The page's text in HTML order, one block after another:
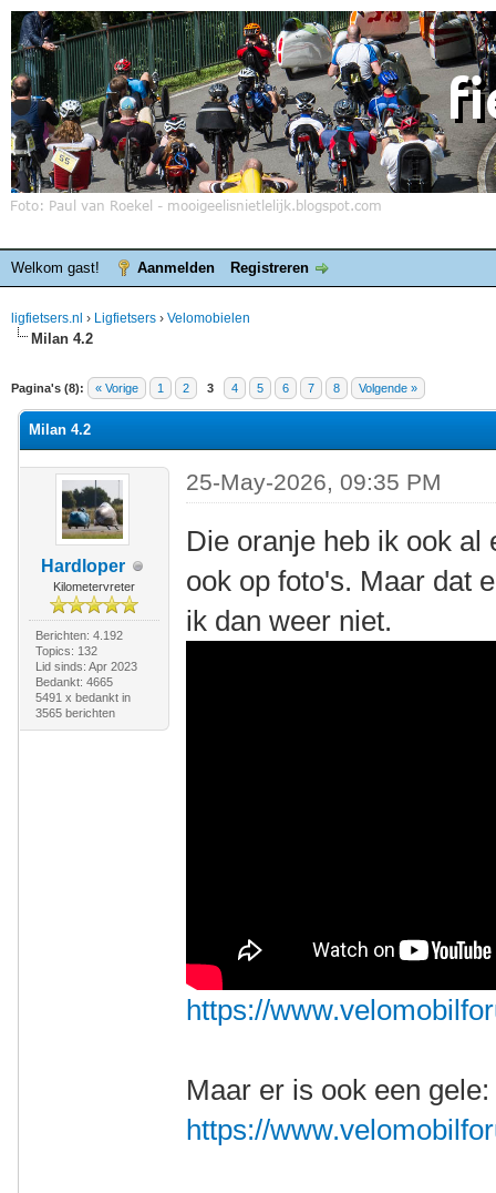
Welkom gast! Aanmelden Registreren
ligfietsers.nl › Ligfietsers › Velomobielen
Milan 4.2
Pagina's (8): « Vorige 1 2 3 4 5 6 7 8 Volgende »
waardering is 0
Milan 4.2
Hardloper
Kilometervreter
Berichten: 4.192
Topics: 132
Lid sinds: Apr 2023
Bedankt: 4665
5491 x bedankt in
3565 berichten
25-May-2026, 09:35 PM
Die oranje heb ik ook al
ook op foto's. Maar dat
ik dan weer niet.
https://
Maar er is ook een gele:
https://